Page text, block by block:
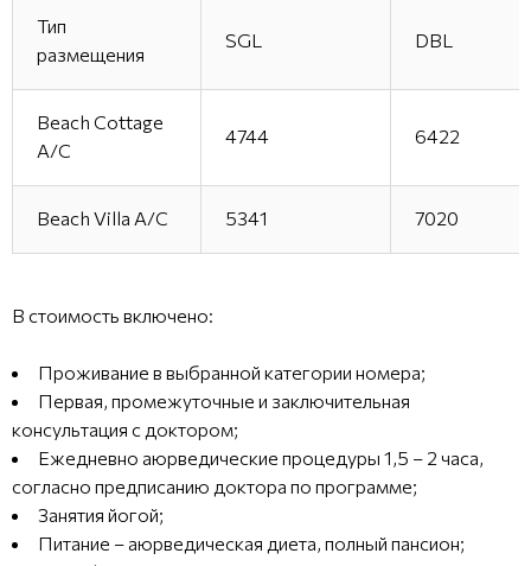
Тип
размещения
SGL DBL
Beach Cottage
A/C
4744 6422
Beach Villa A/C 5341 7020
В стоимость включено:
Проживание в выбранной категории номера;
Первая, промежуточные и заключительная
консультация с доктором;
Ежедневно аюрведические процедуры 1,5 – 2 часа,
согласно предписанию доктора по программе;
Занятия йогой;
Питание – аюрведическая диета, полный пансион;